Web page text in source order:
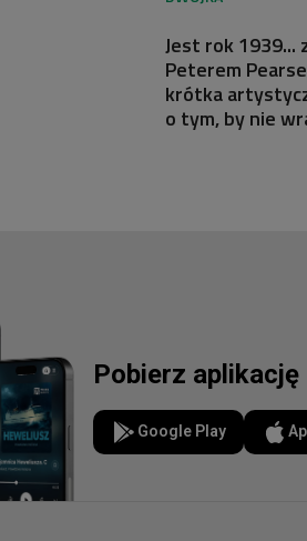
Jest rok 1939...
Peterem
krótka
o tym, by nie
Pobierz
Google Play